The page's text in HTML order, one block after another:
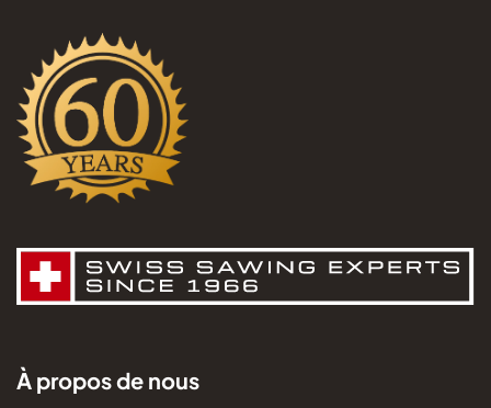
À propos de nous